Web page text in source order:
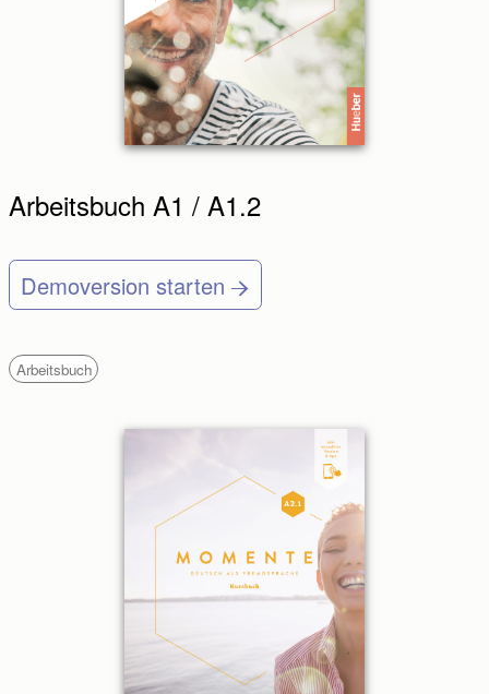
Arbeitsbuch A1 / A1.2
Demoversion starten
Arbeitsbuch